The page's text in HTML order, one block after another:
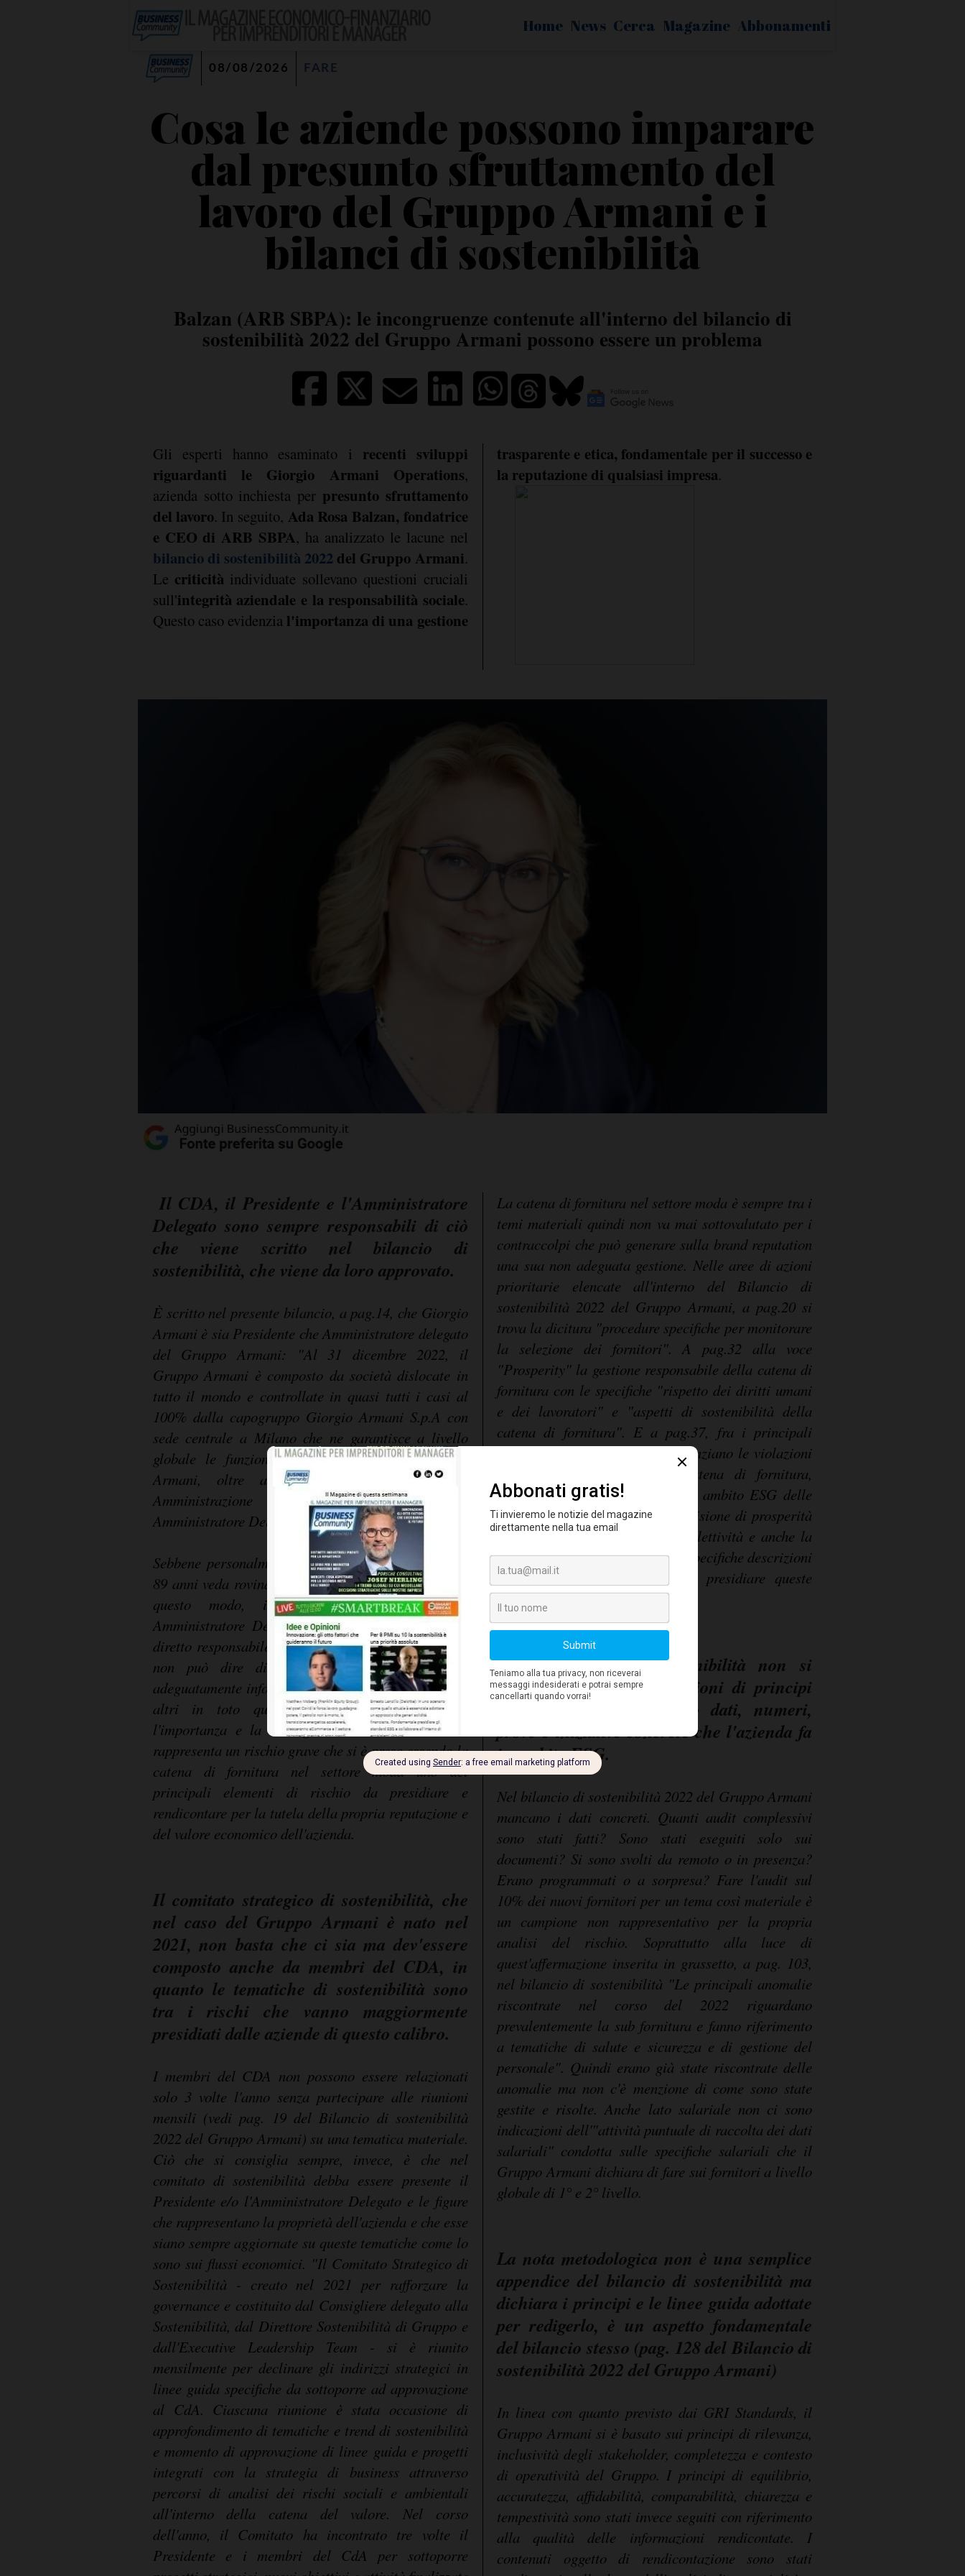
Home News Cerca Magazine Abbonamenti
08/08/2026 FARE
Cosa le aziende possono imparare
dal presunto sfruttamento del
lavoro del Gruppo Armani e i
bilanci di sostenibilità
Balzan (ARB SBPA): le incongruenze contenute all'interno del bilancio di
sostenibilità 2022 del Gruppo Armani possono essere un problema
Gli esperti hanno esaminato i recenti sviluppi
riguardanti le Giorgio Armani Operations,
azienda sotto inchiesta per presunto sfruttamento
del lavoro. In seguito, Ada Rosa Balzan, fondatrice
e CEO di ARB SBPA, ha analizzato le lacune nel
bilancio di sostenibilità 2022del Gruppo Armani.
Le criticità individuate sollevano questioni cruciali
sull'integrità aziendale e la responsabilità sociale.
Questo caso evidenzia l'importanza di una gestione
trasparente e etica, fondamentale per il successo e
la reputazione di qualsiasi impresa.
Il CDA, il Presidente e l'Amministratore
Delegato sono sempre responsabili di ciò
che viene scritto nel bilancio di
sostenibilità, che viene da loro approvato.
È scritto nel presente bilancio, a pag.14, che Giorgio
Armani è sia Presidente che Amministratore delegato
del Gruppo Armani: "Al 31 dicembre 2022, il
Gruppo Armani è composto da società dislocate in
tutto il mondo e controllate in quasi tutti i casi al
100% dalla capogruppo Giorgio Armani S.p.A con
sede centrale a Milano che ne garantisce a livello
globale le funzioni operative e di staff. Giorgio
Armani, oltre a presiedere il Consiglio di
Amministrazione (CDA), ricopre la carica di
Amministratore Delegato.
Sebbene personalmente dispiace che una persona a
89 anni veda rovinata la sua carriera e immagine in
questo modo, in qualità di Presidente e
Amministratore Delegato del Gruppo Armani ne è
diretto responsabile con gli altri membri del CDA e
non può dire di non sapere. Se non si era
adeguatamente informato o viceversa ha delegato ad
altri in toto questo aspetto, ha sottovalutato
l'importanza e la strategicità della tematica. Ciò
rappresenta un rischio grave che si è preso essendo la
catena di fornitura nel settore moda uno dei
principali elementi di rischio da presidiare e
rendicontare per la tutela della propria reputazione e
del valore economico dell'azienda.
Il comitato strategico di sostenibilità, che
nel caso del Gruppo Armani è nato nel
2021, non basta che ci sia ma dev'essere
composto anche da membri del CDA, in
quanto le tematiche di sostenibilità sono
tra i rischi che vanno maggiormente
presidiati dalle aziende di questo calibro.
I membri del CDA non possono essere relazionati
solo 3 volte l'anno senza partecipare alle riunioni
mensili (vedi pag. 19 del Bilancio di sostenibilità
2022 del Gruppo Armani) su una tematica materiale.
Ciò che si consiglia sempre, invece, è che nel
comitato di sostenibilità debba essere presente il
Presidente e/o l'Amministratore Delegato e le figure
che rappresentano la proprietà dell'azienda e che esse
siano sempre aggiornate su queste tematiche come lo
sono sui flussi economici. "Il Comitato Strategico di
Sostenibilità - creato nel 2021 per rafforzare la
governance e costituito dal Consigliere delegato alla
Sostenibilità, dal Direttore Sostenibilità di Gruppo e
dall'Executive Leadership Team - si è riunito
mensilmente per declinare gli indirizzi strategici in
linee guida specifiche da sottoporre ad approvazione
al CdA. Ciascuna riunione è stata occasione di
approfondimento di tematiche e trend di sostenibilità
e momento di approvazione di linee guida e progetti
integrati con la strategia di business attraverso
percorsi di analisi dei rischi sociali e ambientali
all'interno della catena del valore. Nel corso
dell'anno, il Comitato ha incontrato tre volte il
Presidente e i membri del CdA per sottoporre
La catena di fornitura nel settore moda è sempre tra i
temi materiali quindi non va mai sottovalutato per i
contraccolpi che può generare sulla brand reputation
una sua non adeguata gestione. Nelle aree di azioni
prioritarie elencate all'interno del Bilancio di
sostenibilità 2022 del Gruppo Armani, a pag.20 si
trova la dicitura "procedure specifiche per monitorare
la selezione dei fornitori". A pag.32 alla voce
"Prosperity" la gestione responsabile della catena di
fornitura con le specifiche "rispetto dei diritti umani
e dei lavoratori" e "aspetti di sostenibilità della
catena di fornitura". E a pag.37, fra i principali
fattori esterni di rischio, si evidenziano le violazioni
dei diritti umani lungo la catena di fornitura,
inadempienze, non conformità in ambito ESG delle
terze parti. Mentre a pag.87 la visione di prosperità
che vuole coinvolgere l'intera collettività e anche la
catena di fornitura. Non ci sono specifiche descrizioni
di azioni messe in campo per presidiare queste
tematiche.
In un bilancio di sostenibilità non si
possono inserire affermazioni di principi
vaghi e generici, servono dati, numeri,
prove e iniziative concrete che l'azienda fa
in ambito ESG.
Nel bilancio di sostenibilità 2022 del Gruppo Armani
mancano i dati concreti. Quanti audit complessivi
sono stati fatti? Sono stati eseguiti solo sui
documenti? Si sono svolti da remoto o in presenza?
Erano programmati o a sorpresa? Fare l'audit sul
10% dei nuovi fornitori per un tema così materiale è
un campione non rappresentativo per la propria
analisi del rischio. Soprattutto alla luce di
quest'affermazione inserita in grassetto, a pag. 103,
nel bilancio di sostenibilità "Le principali anomalie
riscontrate nel corso del 2022 riguardano
prevalentemente la sub fornitura e fanno riferimento
a tematiche di salute e sicurezza e di gestione del
personale". Quindi erano già state riscontrate delle
anomalie ma non c'è menzione di come sono state
gestite e risolte. Anche lato salariale non ci sono
indicazioni dell'"attività puntuale di raccolta dei dati
salariali" condotta sulle specifiche salariali che il
Gruppo Armani dichiara di fare sui fornitori a livello
globale di 1° e 2° livello.
La nota metodologica non è una semplice
appendice del bilancio di sostenibilità ma
dichiara i principi e le linee guida adottate
per redigerlo, è un aspetto fondamentale
del bilancio stesso (pag. 128 del Bilancio di
sostenibilità 2022 del Gruppo Armani)
In linea con quanto previsto dai GRI Standards, il
Gruppo Armani si è basato sui principi di rilevanza,
inclusività degli stakeholder, completezza e contesto
di operatività del Gruppo. I principi di equilibrio,
accuratezza, affidabilità, comparabilità, chiarezza e
tempestività sono stati invece seguiti con riferimento
alla qualità delle informazioni rendicontate. I
contenuti oggetto di rendicontazione sono stati